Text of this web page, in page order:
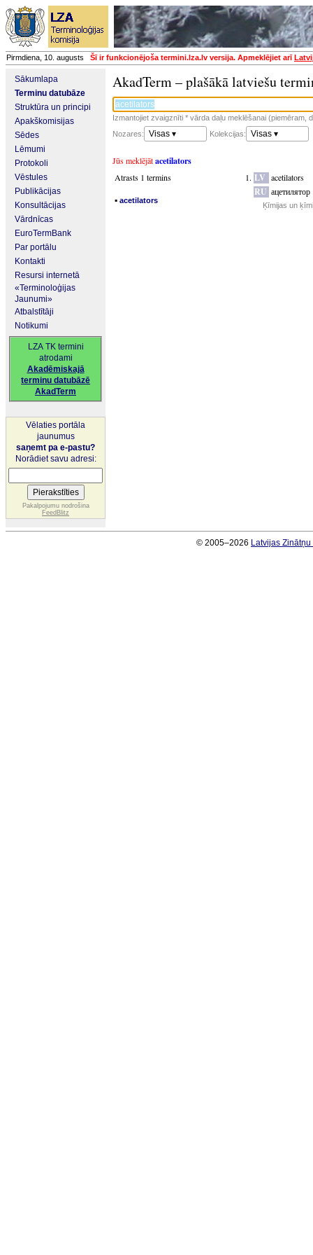
Pirmdiena, 10. augusts Šī ir funkcionējoša termini.lza.lv versija. Apmeklējiet arī
Sākumlapa
Terminu datubāze
Struktūra un principi
Apakškomisijas
Sēdes
Lēmumi
Protokoli
Vēstules
Publikācijas
Konsultācijas
Vārdnīcas
EuroTermBank
Par portālu
Kontakti
Resursi internetā
«Terminoloģijas
Jaunumi»
Atbalstītāji
Notikumi
LZA TK termini
atrodami
Akadēmiskajā
terminu datubāzē
AkadTerm
Vēlaties portāla
jaunumus
saņemt pa e-pastu?
Norādiet savu adresi:
Pakalpojumu nodrošina
FeedBlitz
AkadTerm – plašākā latviešu
Izmantojiet zvaigznīti * vārda daļu meklēšanai (piemēram,
Nozares:
Visas ▾ Kolekcijas: Visas ▾
Jūs meklējātacetilators
Atrasts 1 termins
▪ acetilators
LV acetilators
RU ацетилятор
Ķīmijas un
© 2005–2026 Latvijas